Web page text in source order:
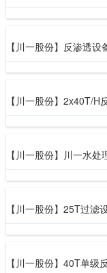
【川一股份】2x40T/
【川一股份】川一水
【川一股份】40T单级